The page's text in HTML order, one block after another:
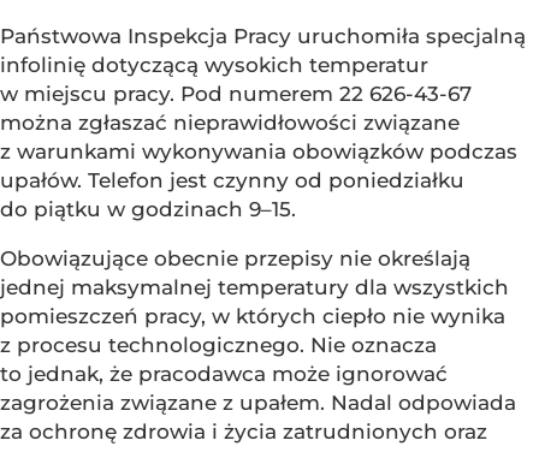
Państwowa Inspekcja Pracy uruchomiła specjalną
infolinię dotyczącą wysokich temperatur
w miejscu pracy. Pod numerem 22 626-43-67
można zgłaszać nieprawidłowości związane
z warunkami wykonywania obowiązków podczas
upałów. Telefon jest czynny od poniedziałku
do piątku w godzinach 9–15.
Obowiązujące obecnie przepisy nie określają
jednej maksymalnej temperatury dla wszystkich
pomieszczeń pracy, w których ciepło nie wynika
z procesu technologicznego. Nie oznacza
to jednak, że pracodawca może ignorować
zagrożenia związane z upałem. Nadal odpowiada
za ochronę zdrowia i życia zatrudnionych oraz